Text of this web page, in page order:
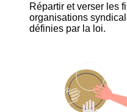
Répartir et verser les
organisations
définies par la loi.